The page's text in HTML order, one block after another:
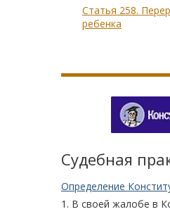
Статья 258.
ребенка
Судебная
Определение
1. В своей жалобе в